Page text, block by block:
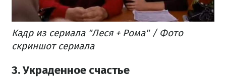
Кадр из сериала "Леся + Рома" / Фото
скриншот сериала
3. Украденное счастье